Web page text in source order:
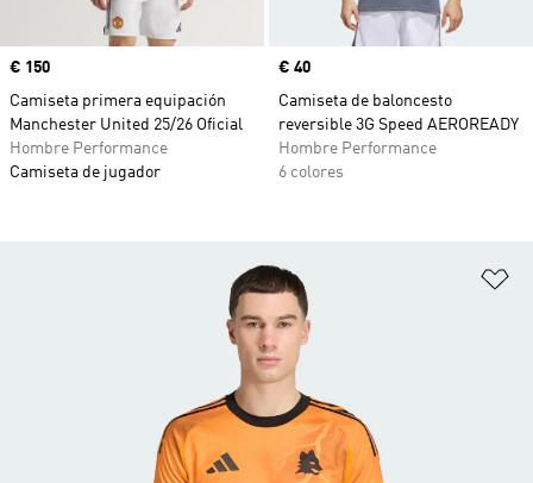
Precio
€ 150
Camiseta primera equipación
Manchester United 25/26 Oficial
Hombre Performance
Camiseta de jugador
Precio
€ 40
Camiseta de baloncesto
reversible 3G Speed AEROREADY
Hombre Performance
6 colores